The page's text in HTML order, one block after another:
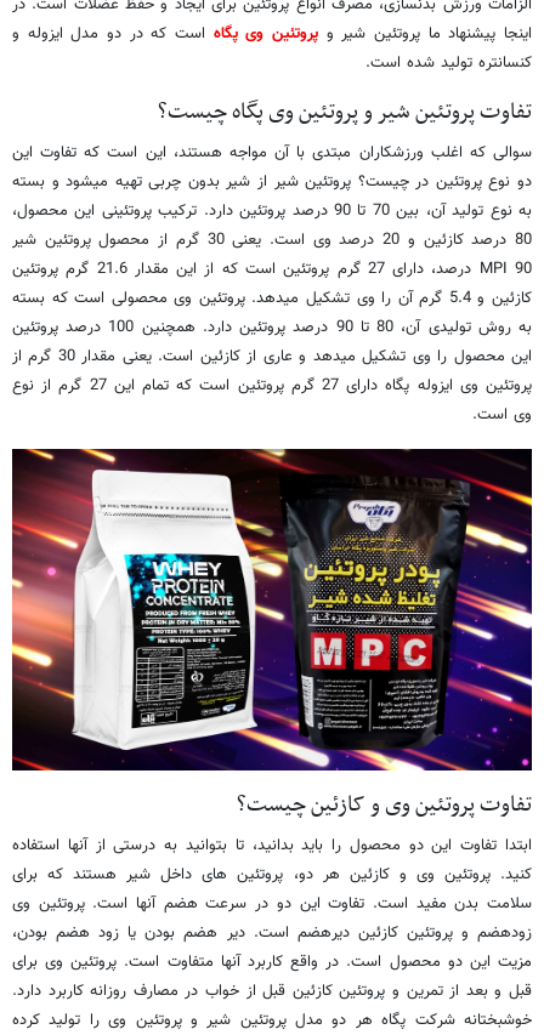
اینجا پیشنهاد ما پروتئین شیر و پروتئین وی پگاه است که در دو مدل ایزوله و
کنسانتره تولید ‌شده است.
تفاوت پروتئین شیر و پروتئین وی پگاه چیست؟
سوالی که اغلب ورزشکاران مبتدی با آن مواجه هستند، این ‌است که تفاوت این
دو نوع پروتئین در چیست؟ پروتئین شیر از شیر بدون چربی تهیه ‌میشود و بسته
به نوع تولید آن، بین 70 تا 90 درصد پروتئین دارد. ترکیب پروتئینی این محصول،
80 درصد کازئین و 20 درصد وی است. یعنی 30 گرم از محصول پروتئین شیر
MPI 90 درصد، دارای 27 گرم پروتئین ‌است که از این مقدار 21.6 گرم پروتئین
کازئین و 5.4 گرم آن را وی تشکیل میدهد. پروتئین وی محصولی ‌است که بسته
به روش تولیدی آن، 80 تا 90 درصد پروتئین دارد. همچنین 100 درصد پروتئین
این محصول را وی تشکیل ‌میدهد و عاری از کازئین است. یعنی مقدار 30 گرم از
پروتئین وی ایزوله پگاه دارای 27 گرم پروتئین است که تمام این 27 گرم از نوع
وی است.
تفاوت پروتئین وی و کازئین چیست؟
ابتدا تفاوت این دو محصول را باید بدانید، تا بتوانید به درستی از آنها استفاده
کنید. پروتئین وی و کازئین هر دو، پروتئین های داخل شیر ‌هستند که برای
سلامت بدن مفید است. تفاوت این دو در سرعت هضم آنها است. پروتئین وی
زودهضم و پروتئین کازئین دیرهضم است. دیر هضم بودن یا زود هضم بودن،
مزیت این دو محصول است. در واقع کاربرد آنها متفاوت است. پروتئین وی برای
قبل و بعد از تمرین و پروتئین کازئین قبل از خواب در مصارف روزانه کاربرد دارد.
خوشبختانه شرکت پگاه هر دو مدل پروتئین شیر و پروتئین وی را تولید ‌کرده